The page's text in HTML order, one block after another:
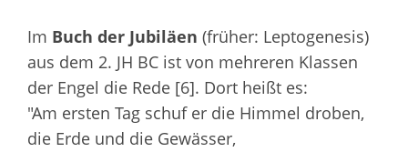
Im Buch der Jubiläen (früher: Leptogenesis)
aus dem 2. JH BC ist von mehreren Klassen
der Engel die Rede [6]. Dort heißt es:
"Am ersten Tag schuf er die Himmel droben,
die Erde und die Gewässer,